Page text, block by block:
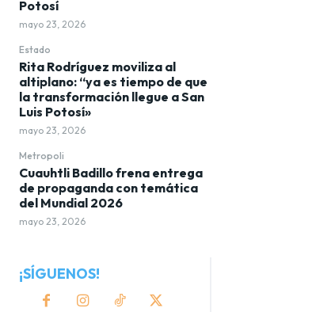
Potosí
mayo 23, 2026
Estado
Rita Rodríguez moviliza al
altiplano: “ya es tiempo de que
la transformación llegue a San
Luis Potosí»
mayo 23, 2026
Metropoli
Cuauhtli Badillo frena entrega
de propaganda con temática
del Mundial 2026
mayo 23, 2026
¡SÍGUENOS!